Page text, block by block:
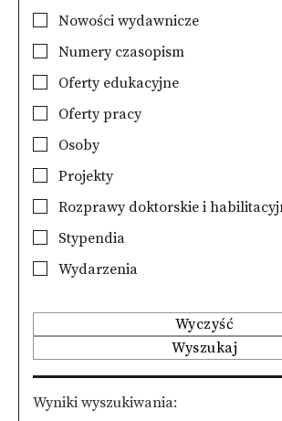
Nowości wydawnicze
Numery czasopism
Oferty edukacyjne
Oferty pracy
Osoby
Projekty
Rozprawy doktorskie i
Stypendia
Wydarzenia
Wyczyść
Wyszukaj
Wyniki wyszukiwania